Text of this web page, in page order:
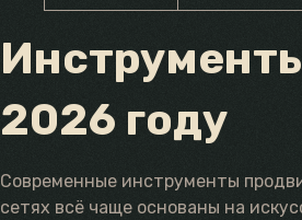
2026 году
Современные инструменты
сетях всё чаще основаны на